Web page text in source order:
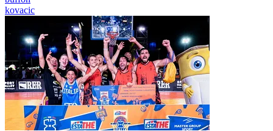
kovacic